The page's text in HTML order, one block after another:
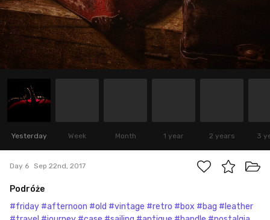
Yesterday Week Month 1 year 2 years 3
Day 6 Sep 22nd, 2017
Podróże
#friday #afternoon #old #vintage #retro #box #bag #leather